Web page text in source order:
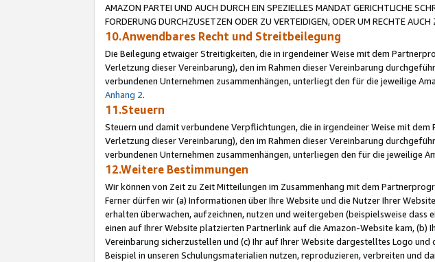
AMAZON PARTEI UND AUCH DURCH EIN SPEZIELLES MANDAT GERICHTLICHE
FORDERUNG DURCHZUSETZEN ODER ZU VERTEIDIGEN, ODER UM RECHTE
10.Anwendbares Recht und Streitbeilegung
Die Beilegung etwaiger Streitigkeiten, die in irgendeiner Weise mit dem
Verletzung dieser Vereinbarung), den im Rahmen dieser Vereinbarung
verbundenen Unternehmen zusammenhängen, unterliegt den für die jeweilige
Anhang 2.
11.Steuern
Steuern und damit verbundene Verpflichtungen, die in irgendeiner Weise mit
Verletzung dieser Vereinbarung), den im Rahmen dieser Vereinbarung
verbundenen Unternehmen zusammenhängen, unterliegen den für die jeweilige
12.Weitere Bestimmungen
Wir können von Zeit zu Zeit Mitteilungen im Zusammenhang mit dem
Ferner dürfen wir (a) Informationen über Ihre Website und die Nutzer Ihrer
erhalten überwachen, aufzeichnen, nutzen und weitergeben (beispielsweise
einen auf Ihrer Website platzierten Partnerlink auf die Amazon-Website kam, (b)
Vereinbarung sicherzustellen und (c) Ihr auf Ihrer Website dargestelltes Logo
Beispiel in unseren Schulungsmaterialien nutzen, reproduzieren, verbreiten und